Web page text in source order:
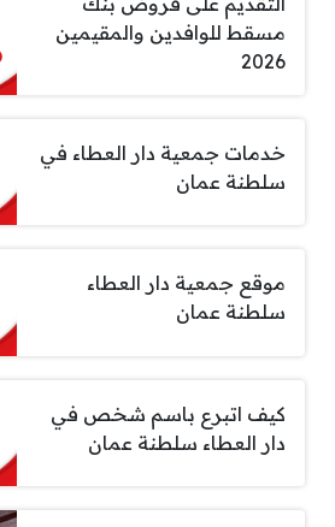
مسقط للوافدين والمقيمين
2026
خدمات جمعية دار العطاء في
سلطنة عمان
موقع جمعية دار العطاء
سلطنة عمان
كيف اتبرع باسم شخص في
دار العطاء سلطنة عمان